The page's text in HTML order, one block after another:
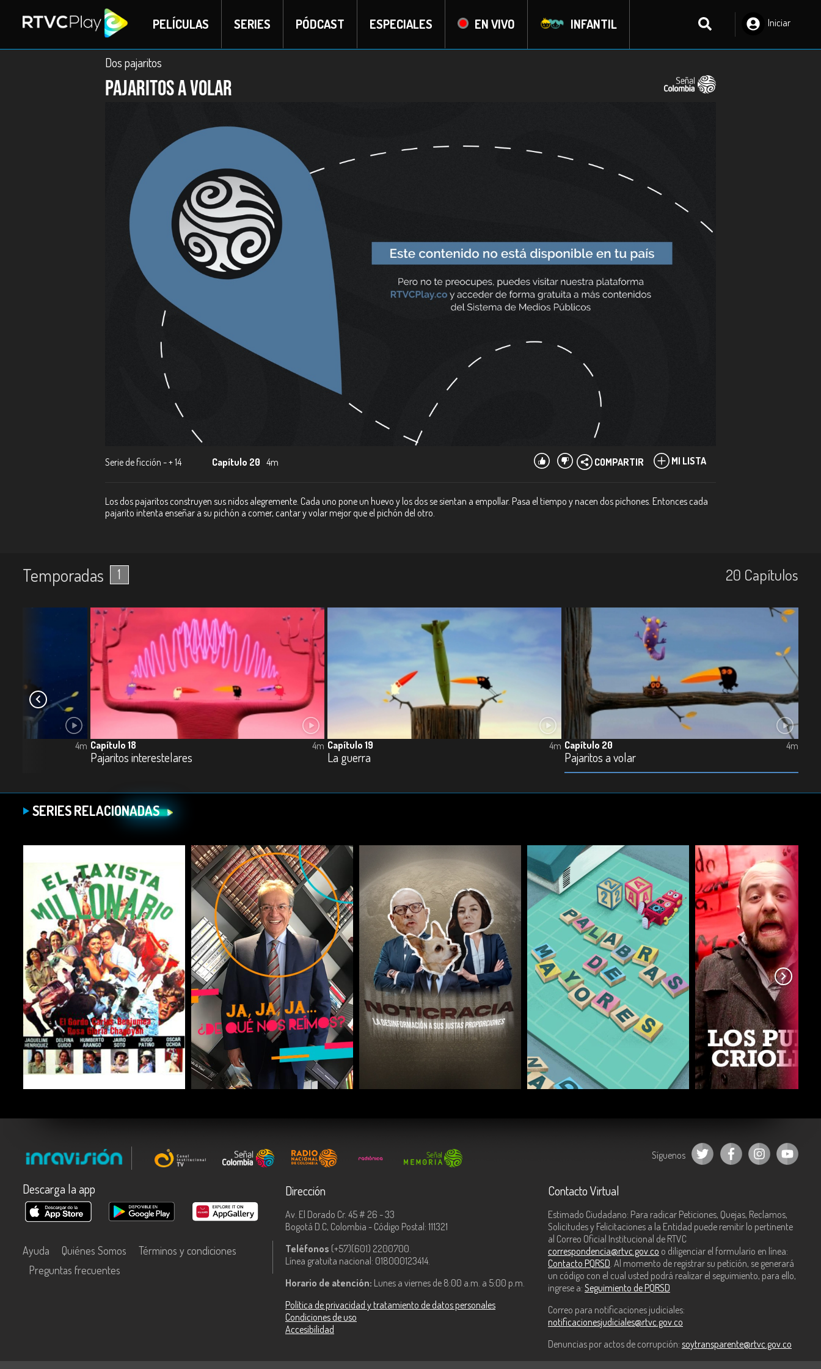
PELÍCULAS SERIES PÓDCAST ESPECIALES EN VIVO INFANTIL
Iniciar
Dos pajaritos
Pajaritos a volar
Serie de ficción - + 14 Capítulo 20 4m MI LISTA
COMPARTIR
Los dos pajaritos construyen sus nidos alegremente. Cada uno pone un huevo y los dos se sientan a empollar. Pasa el tiempo y nacen dos pichones. Entonces cada
pajarito intenta enseñar a su pichón a comer, cantar y volar mejor que el pichón del otro.
Temporadas 1 20 Capí­tulos
4m Capítulo 18
Pajaritos interestelares
4m Capítulo 19
La guerra
4m Capítulo 20
Pajaritos a volar
4m
SERIES RELACIONADAS
COMPARTIR COMPARTIR COMPARTIR COMPARTIR
Síguenos
Descarga la app
Ayuda Quiénes Somos
Términos y condiciones
Preguntas frecuentes
Dirección
Av. El Dorado Cr. 45 # 26 - 33
Bogotá D.C, Colombia - Código Postal: 111321
Teléfonos (+57)(601) 2200700.
Línea gratuita nacional: 018000123414.
Horario de atención: Lunes a viernes de 8:00 a.m. a 5:00 p.m.
Política de privacidad y tratamiento de datos personales
Condiciones de uso
Accesibilidad
Contacto Virtual
Estimado Ciudadano: Para radicar Peticiones, Quejas, Reclamos,
Solicitudes y Felicitaciones a la Entidad puede remitir lo pertinente
al Correo Oficial Institucional de RTVC
correspondencia@rtvc.gov.co o diligenciar el formulario en línea:
Contacto PQRSD . Al momento de registrar su petición, se generará
un código con el cual usted podrá realizar el seguimiento, para ello,
ingrese a: Seguimiento de PQRSD
Correo para notificaciones judiciales:
notificacionesjudiciales@rtvc.gov.co
Denuncias por actos de corrupción: soytransparente@rtvc.gov.co